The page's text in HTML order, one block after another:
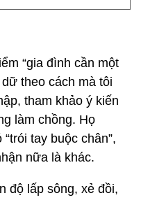
“gia đình cần một
theo cách mà tôi
tham khảo ý kiến
làm chồng. Họ
tay buộc chân”,
nữa là khác.
độ lấp sông, xẻ đồi,